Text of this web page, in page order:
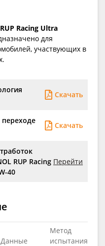
Racing Ultra
для
участвующих в
Скачать
Скачать
RUP Racing
40
Перейти
Данные
Метод
испытания